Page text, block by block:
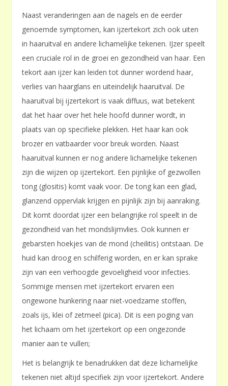
Naast veranderingen aan de nagels en de eerder
genoemde symptomen, kan ijzertekort zich ook uiten
in haaruitval en andere lichamelijke tekenen. IJzer speelt
een cruciale rol in de groei en gezondheid van haar. Een
tekort aan ijzer kan leiden tot dunner wordend haar,
verlies van haarglans en uiteindelijk haaruitval. De
haaruitval bij ijzertekort is vaak diffuus, wat betekent
dat het haar over het hele hoofd dunner wordt, in
plaats van op specifieke plekken. Het haar kan ook
brozer en vatbaarder voor breuk worden. Naast
haaruitval kunnen er nog andere lichamelijke tekenen
zijn die wijzen op ijzertekort. Een pijnlijke of gezwollen
tong (glositis) komt vaak voor. De tong kan een glad,
glanzend oppervlak krijgen en pijnlijk zijn bij aanraking.
Dit komt doordat ijzer een belangrijke rol speelt in de
gezondheid van het mondslijmvlies. Ook kunnen er
gebarsten hoekjes van de mond (cheilitis) ontstaan. De
huid kan droog en schilferig worden, en er kan sprake
zijn van een verhoogde gevoeligheid voor infecties.
Sommige mensen met ijzertekort ervaren een
ongewone hunkering naar niet-voedzame stoffen,
zoals ijs, klei of zetmeel (pica). Dit is een poging van
het lichaam om het ijzertekort op een ongezonde
manier aan te vullen;
Het is belangrijk te benadrukken dat deze lichamelijke
tekenen niet altijd specifiek zijn voor ijzertekort. Andere